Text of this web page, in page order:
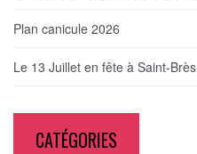
Plan canicule 2026
Le 13 Juillet en fête à Saint-Brès
CATÉGORIES